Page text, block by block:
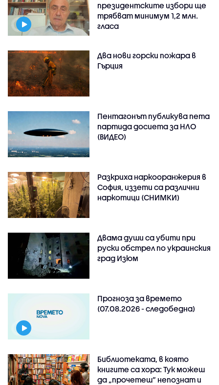
президентските избори ще
трябват минимум 1,2 млн.
гласа
Два нови горски пожара в
Гърция
Пентагонът публикува пета
партида досиета за НЛО
(ВИДЕО)
Разкриха наркооранжерия в
София, иззети са различни
наркотици (СНИМКИ)
Двама души са убити при
руски обстрeл по украинския
град Изюм
Прогноза за времето
(07.08.2026 - следобедна)
Библиотеката, в която
книгите са хора: Тук можеш
да „прочетеш“ непознат и